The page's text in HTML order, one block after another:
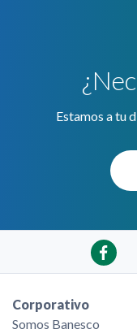
Estamos a tu
Corporativo
Somos Banesco